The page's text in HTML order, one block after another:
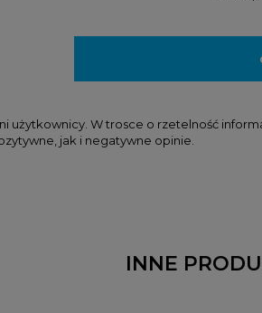
użytkownicy. W trosce o rzetelność
jak i negatywne opinie.
INNE